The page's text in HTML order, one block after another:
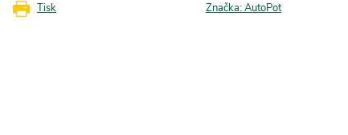
Tisk Značka:AutoPot